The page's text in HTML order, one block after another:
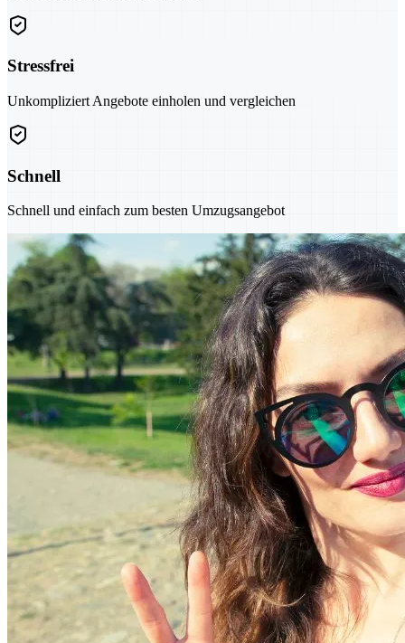
Stressfrei
Unkompliziert Angebote einholen und vergleichen
Schnell
Schnell und einfach zum besten Umzugsangebot